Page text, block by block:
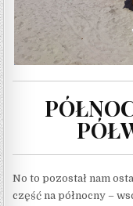
No to pozostał nam
część na północny –